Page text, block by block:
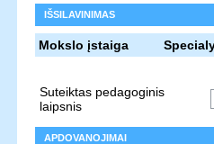
IŠSILAVINIMAS
Mokslo įstaiga
Suteiktas pedagoginis
laipsnis
APDOVANOJIMAI